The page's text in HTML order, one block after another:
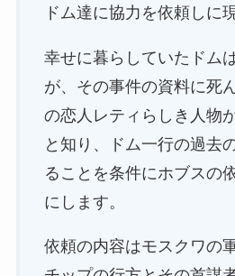
ドム達に協力を依頼しに
幸せに暮らしていたドム
が、その事件の資料に死
の恋人レティらしき人物
と知り、ドム一行の過去
ることを条件にホブスの
にします。
依頼の内容はモスクワの